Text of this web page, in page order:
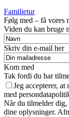
Familietur
Følg med – få vores
Viden du kan bruge
Skriv din e-mail her
Kom med
Tak fordi du har
Jeg accepterer,
med
Når du tilmelder
dine oplysninger.